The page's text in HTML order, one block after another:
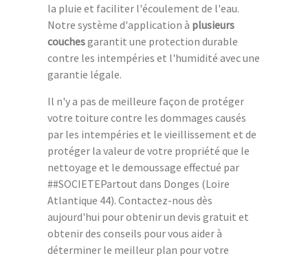
la pluie et faciliter l'écoulement de l'eau.
Notre système d'application à plusieurs
couchesgarantit une protection durable
contre les intempéries et l'humidité avec une
garantie légale.
Il n'y a pas de meilleure façon de protéger
votre toiture contre les dommages causés
par les intempéries et le vieillissement et de
protéger la valeur de votre propriété que le
nettoyage et le demoussage effectué par
##SOCIETEPartout dans Donges (Loire
Atlantique 44). Contactez-nous dès
aujourd'hui pour obtenir un devis gratuit et
obtenir des conseils pour vous aider à
déterminer le meilleur plan pour votre